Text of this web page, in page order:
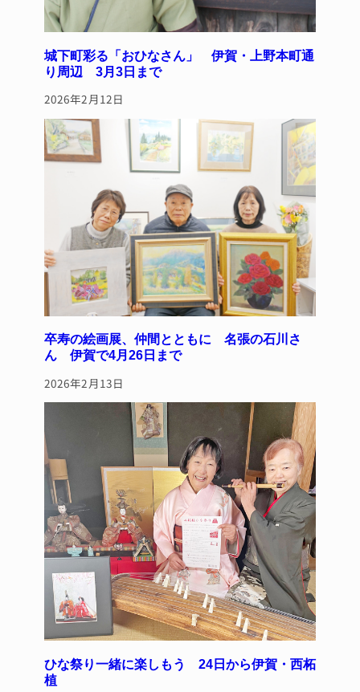
城下町彩る「おひなさん」 伊賀・上野本町通
り周辺 3月3日まで
2026年2月12日
卒寿の絵画展、仲間とともに 名張の石川さ
ん 伊賀で4月26日まで
2026年2月13日
ひな祭り一緒に楽しもう 24日から伊賀・西柘
植